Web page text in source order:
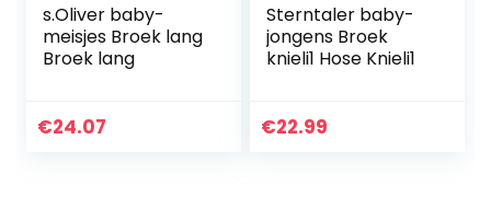
s.Oliver baby-
meisjes Broek lang
Broek lang
€24.07
Sterntaler baby-
jongens Broek
knieli1 Hose Knieli1
€22.99